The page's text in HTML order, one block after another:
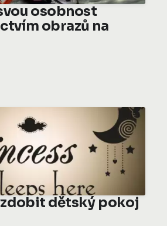
osobnost
obrazů na
dětský pokoj